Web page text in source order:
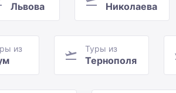
Львова Николаева
из Туры из
Тернополя